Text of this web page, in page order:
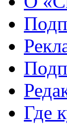
Где